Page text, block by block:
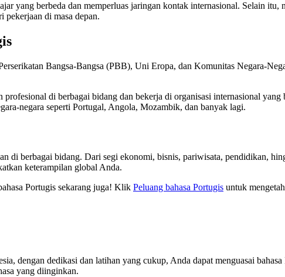
yang berbeda dan memperluas jaringan kontak internasional. Selain
pekerjaan di masa depan.
Bangsa-Bangsa (PBB), Uni Eropa, dan Komunitas Negara-
di berbagai bidang dan bekerja di organisasi internasional
negara seperti Portugal, Angola, Mozambik, dan banyak lagi.
di berbagai bidang. Dari segi ekonomi, bisnis, pariwisata, pendidikan,
keterampilan global Anda.
Portugis sekarang juga! Klik Peluang bahasa Portugis untuk
dengan dedikasi dan latihan yang cukup, Anda dapat menguasai
yang diinginkan.